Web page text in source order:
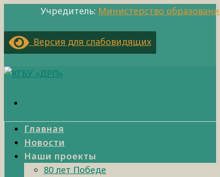
Учредитель: Министерство
Версия для слабовидящих
Главная
Новости
Наши проекты
80 лет Победе